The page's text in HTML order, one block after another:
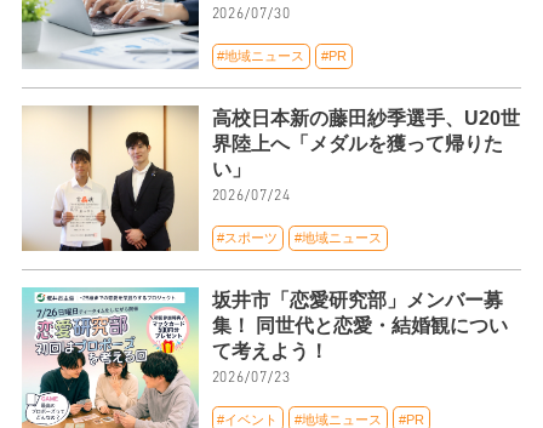
2026/07/30
#地域ニュース #PR
高校日本新の藤田紗季選手、U20世
界陸上へ「メダルを獲って帰りた
い」
2026/07/24
#スポーツ #地域ニュース
坂井市「恋愛研究部」メンバー募
集！ 同世代と恋愛・結婚観につい
て考えよう！
2026/07/23
#イベント #地域ニュース #PR